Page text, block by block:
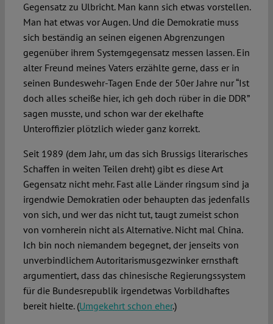
Gegensatz zu Ulbricht. Man kann sich etwas vorstellen.
Man hat etwas vor Augen. Und die Demokratie muss
sich beständig an seinen eigenen Abgrenzungen
gegenüber ihrem Systemgegensatz messen lassen. Ein
alter Freund meines Vaters erzählte gerne, dass er in
seinen Bundeswehr-Tagen Ende der 50er Jahre nur “Ist
doch alles scheiße hier, ich geh doch rüber in die DDR”
sagen musste, und schon war der ekelhafte
Unteroffizier plötzlich wieder ganz korrekt.
Seit 1989 (dem Jahr, um das sich Brussigs literarisches
Schaffen in weiten Teilen dreht) gibt es diese Art
Gegensatz nicht mehr. Fast alle Länder ringsum sind ja
irgendwie Demokratien oder behaupten das jedenfalls
von sich, und wer das nicht tut, taugt zumeist schon
von vornherein nicht als Alternative. Nicht mal China.
Ich bin noch niemandem begegnet, der jenseits von
unverbindlichem Autoritarismusgezwinker ernsthaft
argumentiert, dass das chinesische Regierungssystem
für die Bundesrepublik irgendetwas Vorbildhaftes
bereit hielte. (Umgekehrt schon eher.)